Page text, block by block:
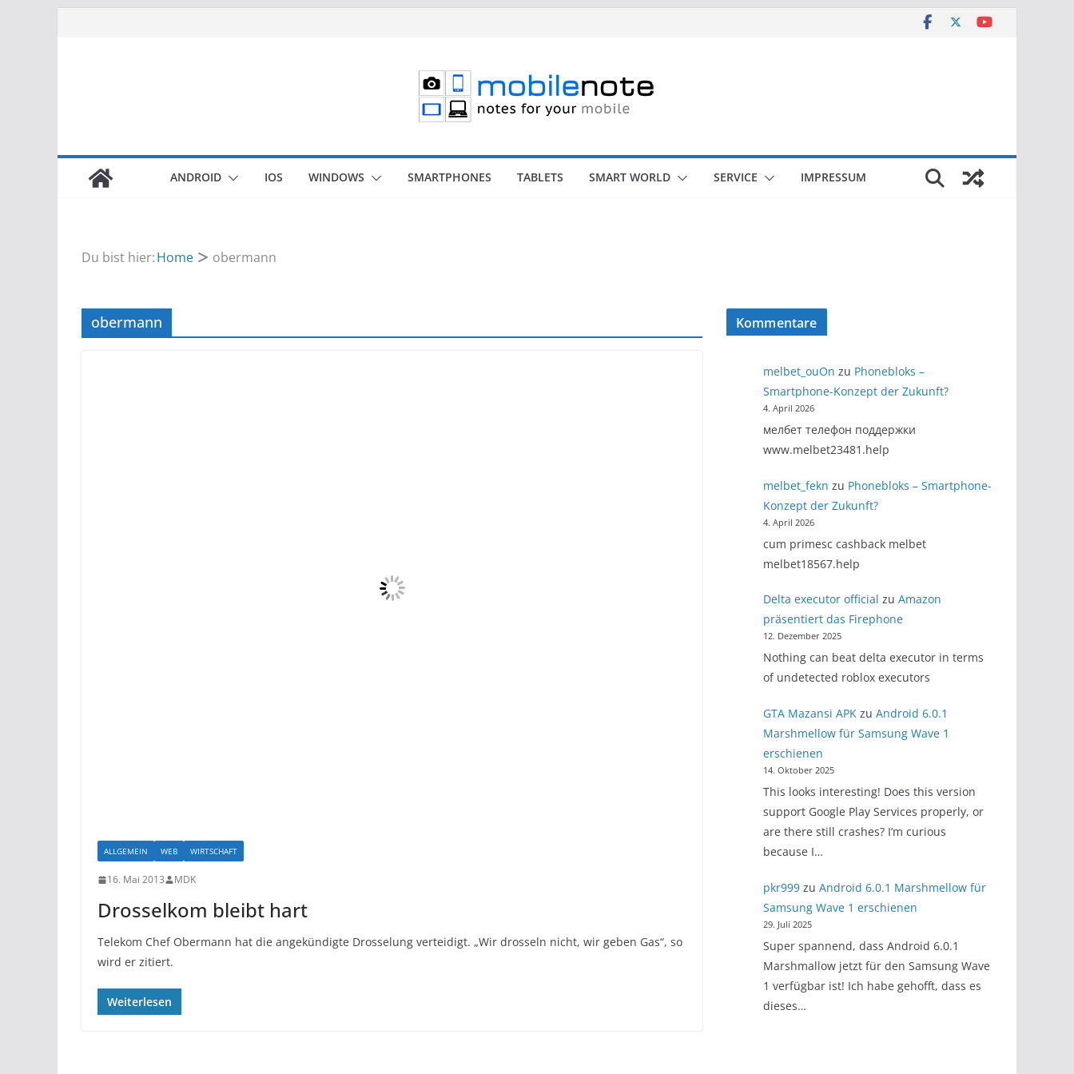
ANDROID IOS WINDOWS SMARTPHONES TABLETS SMART WORLD SERVICE IMPRESSUM
Du bist hier:Home obermann
obermann
ALLGEMEIN WEB WIRTSCHAFT
16. Mai 2013 MDK
Drosselkom bleibt hart
Telekom Chef Obermann hat die angekündigte Drosselung verteidigt. „Wir drosseln nicht, wir geben Gas“, so
wird er zitiert.
Weiterlesen
Kommentare
melbet_ouOn zu Phonebloks –
Smartphone-Konzept der Zukunft?
4. April 2026
мелбет телефон поддержки
www.melbet23481.help
melbet_fekn zu Phonebloks – Smartphone-
Konzept der Zukunft?
4. April 2026
cum primesc cashback melbet
melbet18567.help
Delta executor official zu Amazon
präsentiert das Firephone
12. Dezember 2025
Nothing can beat delta executor in terms
of undetected roblox executors
GTA Mazansi APKzu Android 6.0.1
Marshmellow für Samsung Wave 1
erschienen
14. Oktober 2025
This looks interesting! Does this version
support Google Play Services properly, or
are there still crashes? I’m curious
because I…
pkr999zu Android 6.0.1 Marshmellow für
Samsung Wave 1 erschienen
29. Juli 2025
Super spannend, dass Android 6.0.1
Marshmallow jetzt für den Samsung Wave
1 verfügbar ist! Ich habe gehofft, dass es
dieses…